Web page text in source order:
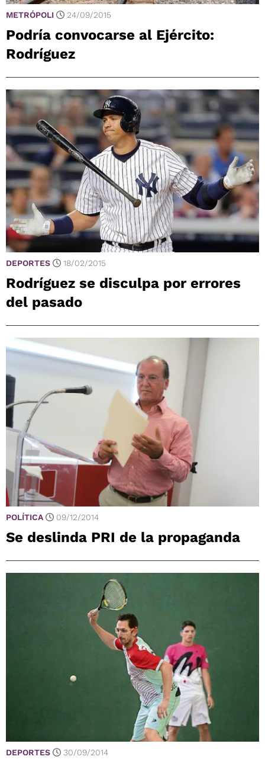
METRÓPOLI 24/09/2015
Podría convocarse al Ejército:
Rodríguez
DEPORTES 18/02/2015
Rodríguez se disculpa por errores
del pasado
POLÍTICA 09/12/2014
Se deslinda PRI de la propaganda
DEPORTES 30/09/2014